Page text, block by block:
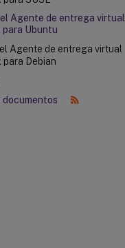
Agente de entrega virtual
para Ubuntu
Agente de entrega virtual
para Debian
documentos